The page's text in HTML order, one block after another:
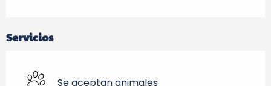
Servicios
Se aceptan animales